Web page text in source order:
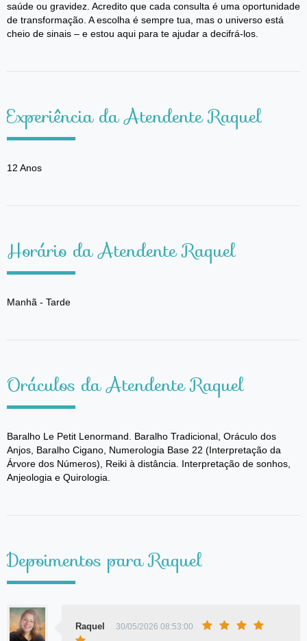
saúde ou gravidez. Acredito que cada consulta é uma oportunidade
de transformação. A escolha é sempre tua, mas o universo está
cheio de sinais – e estou aqui para te ajudar a decifrá-los.
Experiência da Atendente Raquel
12 Anos
Horário da Atendente Raquel
Manhã - Tarde
Oráculos da Atendente Raquel
Baralho Le Petit Lenormand. Baralho Tradicional, Oráculo dos
Anjos, Baralho Cigano, Numerologia Base 22 (Interpretação da
Árvore dos Números), Reiki à distância. Interpretação de sonhos,
Anjeologia e Quirologia.
Depoimentos para Raquel
Raquel 30/05/2026 08:53:00